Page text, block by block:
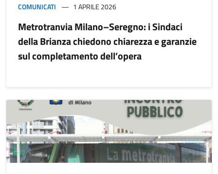
COMUNICATI 1 APRILE 2026
Metrotranvia Milano–Seregno: i Sindaci
della Brianza chiedono chiarezza e garanzie
sul completamento dell’opera